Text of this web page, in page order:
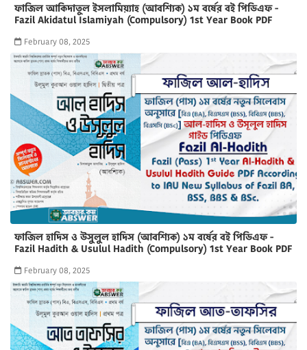
ফাজিল আকিদাতুল ইসলামিয়্যাহ (আবশ্যিক) ১ম বর্ষের বই পিডিএফ -
Fazil Akidatul Islamiyah (Compulsory) 1st Year Book PDF
February 08, 2025
ফাজিল হাদিস ও উসুলুল হাদিস (আবশ্যিক) ১ম বর্ষের বই পিডিএফ -
Fazil Hadith & Usulul Hadith (Compulsory) 1st Year Book PDF
February 08, 2025